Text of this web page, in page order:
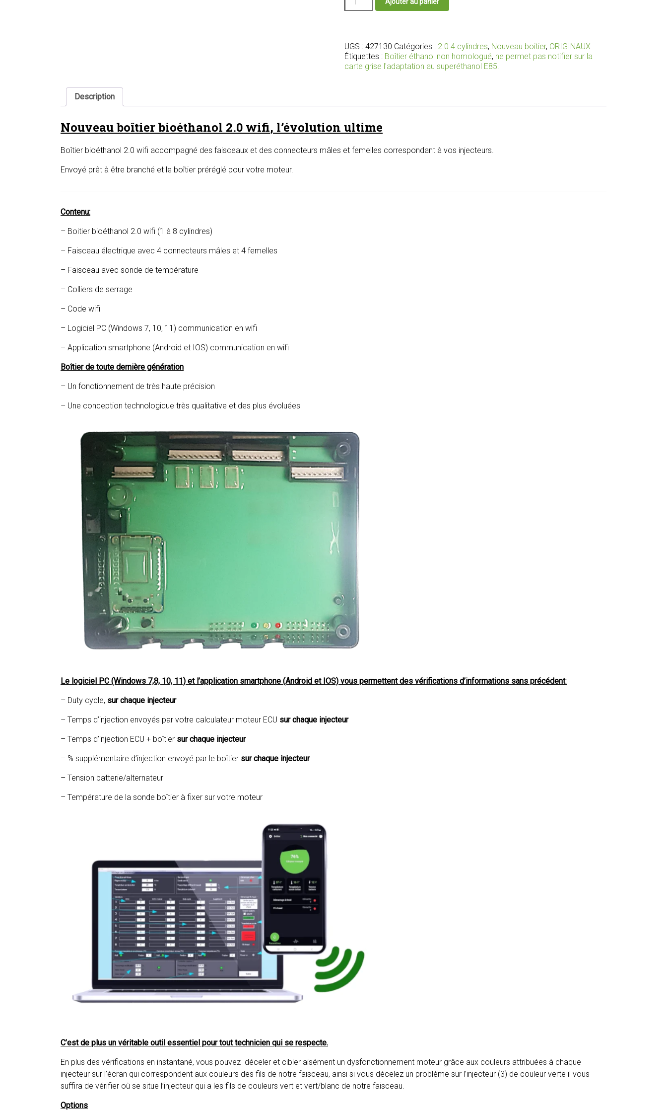
2.0
wifi
avec
adaptés
votre
moteur
Ajouter au panier
UGS : 427130 Catégories : 2.0 4 cylindres, Nouveau boitier, ORIGINAUX
Étiquettes : Boîtier éthanol non homologué, ne permet pas notifier sur la
carte grise l'adaptation au superéthanol E85.
Description
Nouveau boîtier bioéthanol 2.0 wifi, l’évolution ultime
Boîtier bioéthanol 2.0 wifi accompagné des faisceaux et des connecteurs mâles et femelles correspondant à vos injecteurs.
Envoyé prêt à être branché et le boîtier préréglé pour votre moteur.
Contenu:
– Boitier bioéthanol 2.0 wifi (1 à 8 cylindres)
– Faisceau électrique avec 4 connecteurs mâles et 4 femelles
– Faisceau avec sonde de température
– Colliers de serrage
– Code wifi
– Logiciel PC (Windows 7, 10, 11) communication en wifi
– Application smartphone (Android et IOS) communication en wifi
Boîtier de toute dernière génération
– Un fonctionnement de très haute précision
– Une conception technologique très qualitative et des plus évoluées
Le logiciel PC (Windows 7,8, 10, 11) et l’application smartphone (Android et IOS) vous permettent des vérifications d’informations sans précédent:
– Duty cycle, sur chaque injecteur
– Temps d’injection envoyés par votre calculateur moteur ECU sur chaque injecteur
– Temps d’injection ECU + boîtier sur chaque injecteur
– % supplémentaire d’injection envoyé par le boîtier sur chaque injecteur
– Tension batterie/alternateur
– Température de la sonde boîtier à fixer sur votre moteur
C’est de plus un véritable outil essentiel pour tout technicien qui se respecte.
En plus des vérifications en instantané, vous pouvez déceler et cibler aisément un dysfonctionnement moteur grâce aux couleurs attribuées à chaque
injecteur sur l’écran qui correspondent aux couleurs des fils de notre faisceau, ainsi si vous décelez un problème sur l’injecteur (3) de couleur verte il vous
suffira de vérifier où se situe l’injecteur qui a les fils de couleurs vert et vert/blanc de notre faisceau.
Options